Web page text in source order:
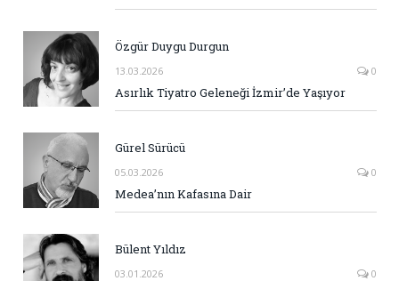
Özgür Duygu Durgun
13.03.2026 0
Asırlık Tiyatro Geleneği İzmir’de Yaşıyor
Gürel Sürücü
05.03.2026 0
Medea’nın Kafasına Dair
Bülent Yıldız
03.01.2026 0